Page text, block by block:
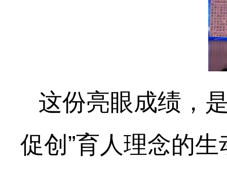
这份亮眼成绩，
促创”育人理念的